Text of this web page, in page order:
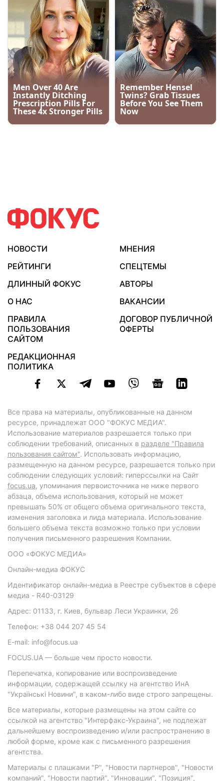
НОВОСТИ
МНЕНИЯ
РЕЙТИНГИ
СПЕЦТЕМЫ
ДЛИННЫЙ ФОКУС
АВТОРЫ
О НАС
ВАКАНСИИ
ПРАВИЛА
ПОЛЬЗОВАНИЯ
САЙТОМ
ДОГОВОР ПУБЛИЧНОЙ
ОФЕРТЫ
РЕДАКЦИОННАЯ
ПОЛИТИКА
Все права на материалы, опубликованные на данном
ресурсе, принадлежат ООО "ФОКУС МЕДИА".
Использование материалов разрешается только при
соблюдении требований, описанных в разделе "Правила
пользования сайтом". Использовать информацию,
размещенную на данном ресурсе, разрешается только при
соблюдении следующих условий: гиперссылки на Сайт
focus.ua, упоминания первоисточника не ниже первого
абзаца, объема использования, который не может
превышать 50% от общего объема оригинального текста,
изменения заголовка и лида материала. Использование
большего объема текста возможно только при условии
получения письменного разрешения Компании.
ООО «ФОКУС МЕДИА»
Онлайн-медиа ФОКУС
Идентификатор онлайн-медиа в Реестре субъектов в сфере
медиа - R40-03129
Адрес: 01133, г. Киев, бульвар Леси Украинки, 26
Телефон: +38 044 207 45 54
E-mail: info@focus.ua
FOCUS.UA — больше чем просто новости.
Перепечатка, копирование или воспроизведение
информации, содержащей ссылку на агентство ИнА
"Українські Новини", в каком-либо виде строго запрещены.
Все материалы, которые размещены на этом сайте со
ссылкой на агентство "Интерфакс-Украина", не подлежат
дальнейшему воспроизведению и/или распространению в
любой форме, кроме как с письменного разрешения
агентства.
Материалы с плашками "Р", "Новости партнеров", "Новости
компаний", "Новости партий", "Инновации", "Позиция",